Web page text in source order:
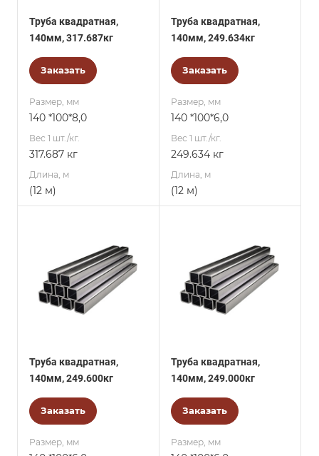
Труба квадратная,
140мм, 317.687кг
Заказать
Размер, мм
140 *100*8,0
Вес 1 шт./кг.
317.687 кг
Длина, м
(12 м)
Труба квадратная,
140мм, 249.634кг
Заказать
Размер, мм
140 *100*6,0
Вес 1 шт./кг.
249.634 кг
Длина, м
(12 м)
Труба квадратная,
140мм, 249.600кг
Заказать
Размер, мм
Труба квадратная,
140мм, 249.000кг
Заказать
Размер, мм